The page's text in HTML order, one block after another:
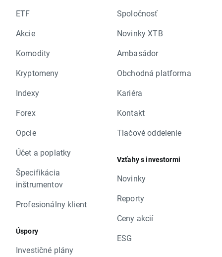
ETF
Akcie
Komodity
Kryptomeny
Indexy
Forex
Opcie
Účet a poplatky
Špecifikácia
inštrumentov
Profesionálny klient
Úspory
Investičné plány
Spoločnosť
Novinky XTB
Ambasádor
Obchodná platforma
Kariéra
Kontakt
Tlačové oddelenie
Vzťahy s investormi
Novinky
Reporty
Ceny akcií
ESG